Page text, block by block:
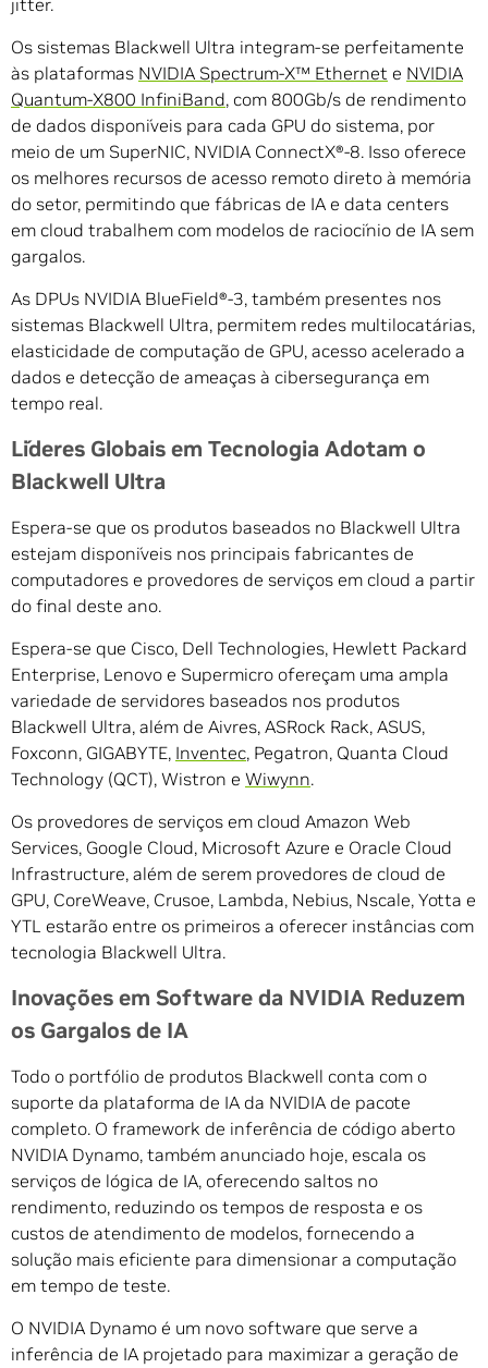
jitter.
Os sistemas Blackwell Ultra integram-se perfeitamente
às plataformas NVIDIA Spectrum-X™ Ethernet e NVIDIA
Quantum-X800 InfiniBand, com 800Gb/s de rendimento
de dados disponíveis para cada GPU do sistema, por
meio de um SuperNIC, NVIDIA ConnectX®-8. Isso oferece
os melhores recursos de acesso remoto direto à memória
do setor, permitindo que fábricas de IA e data centers
em cloud trabalhem com modelos de raciocínio de IA sem
gargalos.
As DPUs NVIDIA BlueField®-3, também presentes nos
sistemas Blackwell Ultra, permitem redes multilocatárias,
elasticidade de computação de GPU, acesso acelerado a
dados e detecção de ameaças à cibersegurança em
tempo real.
Líderes Globais em Tecnologia Adotam o
Blackwell Ultra
Espera-se que os produtos baseados no Blackwell Ultra
estejam disponíveis nos principais fabricantes de
computadores e provedores de serviços em cloud a partir
do final deste ano.
Espera-se que Cisco, Dell Technologies, Hewlett Packard
Enterprise, Lenovo e Supermicro ofereçam uma ampla
variedade de servidores baseados nos produtos
Blackwell Ultra, além de Aivres, ASRock Rack, ASUS,
Foxconn, GIGABYTE, Inventec, Pegatron, Quanta Cloud
Technology (QCT), Wistron e Wiwynn.
Os provedores de serviços em cloud Amazon Web
Services, Google Cloud, Microsoft Azure e Oracle Cloud
Infrastructure, além de serem provedores de cloud de
GPU, CoreWeave, Crusoe, Lambda, Nebius, Nscale, Yotta e
YTL estarão entre os primeiros a oferecer instâncias com
tecnologia Blackwell Ultra.
Inovações em Software da NVIDIA Reduzem
os Gargalos de IA
Todo o portfólio de produtos Blackwell conta com o
suporte da plataforma de IA da NVIDIA de pacote
completo. O framework de inferência de código aberto
NVIDIA Dynamo, também anunciado hoje, escala os
serviços de lógica de IA, oferecendo saltos no
rendimento, reduzindo os tempos de resposta e os
custos de atendimento de modelos, fornecendo a
solução mais eficiente para dimensionar a computação
em tempo de teste.
O NVIDIA Dynamo é um novo software que serve a
inferência de IA projetado para maximizar a geração de